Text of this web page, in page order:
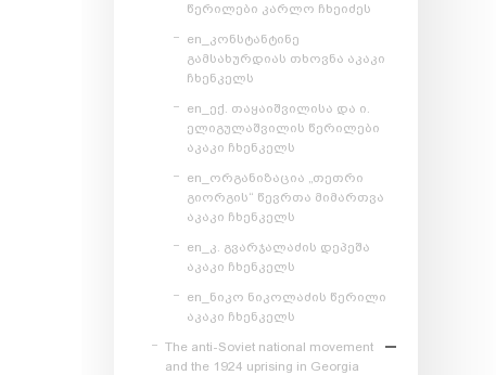
წერილები კარლო ჩხეიძეს
en_კონსტანტინე
გამსახურდიას თხოვნა აკაკი
ჩხენკელს
en_ექ. თაყაიშვილისა და ი.
ელიგულაშვილის წერილები
აკაკი ჩხენკელს
en_ორგანიზაცია „თეთრი
გიორგის“ წევრთა მიმართვა
აკაკი ჩხენკელს
en_კ. გვარჯალაძის დეპეშა
აკაკი ჩხენკელს
en_ნიკო ნიკოლაძის წერილი
აკაკი ჩხენკელს
The anti-Soviet national movement
and the 1924 uprising in Georgia